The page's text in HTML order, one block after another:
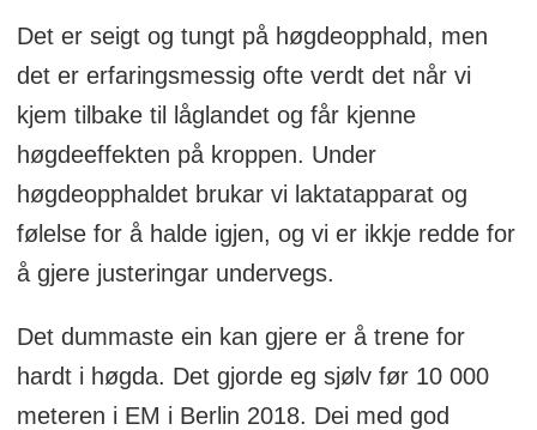
Det er seigt og tungt på høgdeopphald, men
det er erfaringsmessig ofte verdt det når vi
kjem tilbake til låglandet og får kjenne
høgdeeffekten på kroppen. Under
høgdeopphaldet brukar vi laktatapparat og
følelse for å halde igjen, og vi er ikkje redde for
å gjere justeringar undervegs.
Det dummaste ein kan gjere er å trene for
hardt i høgda. Det gjorde eg sjølv før 10 000
meteren i EM i Berlin 2018. Dei med god